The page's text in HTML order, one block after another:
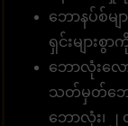
ဘောနပ်စ်မျ
ရှင်းများစွ
ဘောလုံးလေ
သတ်မှတ်ဘေ
ဘောလုံး၊